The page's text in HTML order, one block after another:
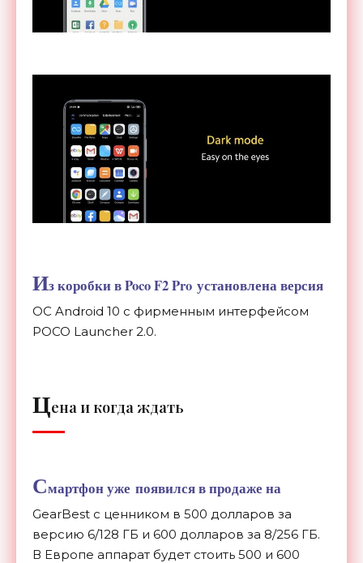
Из коробки в Poco F2 Pro установлена версия
ОС Android 10 с фирменным интерфейсом
POCO Launcher 2.0.
Цена и когда ждать
Смартфон уже появился в продаже на
GearBest с ценником в 500 долларов за
версию 6/128 ГБ и 600 долларов за 8/256 ГБ.
В Европе аппарат будет стоить 500 и 600